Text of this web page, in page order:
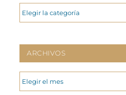
CATEGORIAS
ARCHIVOS
ARCHIVOS